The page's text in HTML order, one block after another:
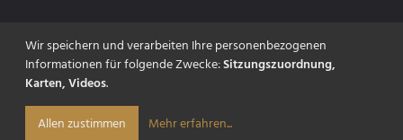
© 2026 NORDIK Edelbrennerei &
Spirituosenmanufaktur GmbH & Co. KG
Wir speichern und verarbeiten Ihre personenbezogenen
Informationen für folgende Zwecke:Sitzungszuordnung,
Karten, Videos.
Allen zustimmen
Mehr erfahren...